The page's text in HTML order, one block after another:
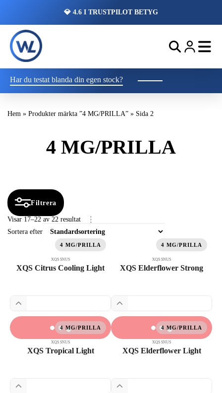
💎 4.6 I TRUSTPILOT BETYG
Har du testat blanda din egen stock?
Hem » Produkter märkta ”4 MG/PRILLA” » Sida 2
4 MG/PRILLA
Filtrera
Visar 17–22 av 22 resultat
Sortera efter
4 MG/PRILLA
XQS SNUS
XQS Citrus Cooling Light
4 MG/PRILLA
XQS SNUS
XQS Elderflower Strong
4 MG/PRILLA
XQS SNUS
XQS Tropical Light
4 MG/PRILLA
XQS SNUS
XQS Elderflower Light